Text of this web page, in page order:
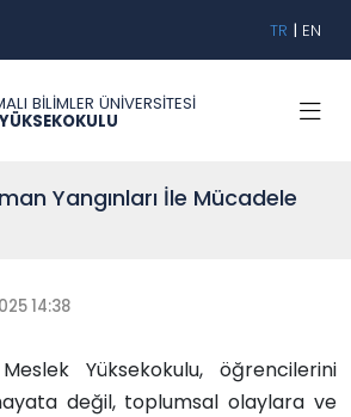
TR | EN
BİLİMLER ÜNİVERSİTESİ
Yangınları İle Mücadele
14:38
Yüksekokulu, öğrencilerini
değil, toplumsal olaylara ve